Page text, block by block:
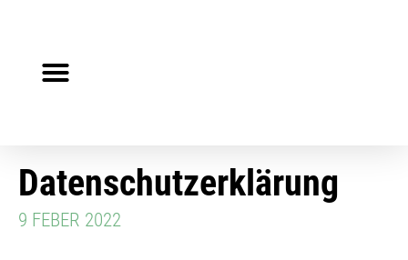
Datenschutzerklärung
9 FEBER 2022